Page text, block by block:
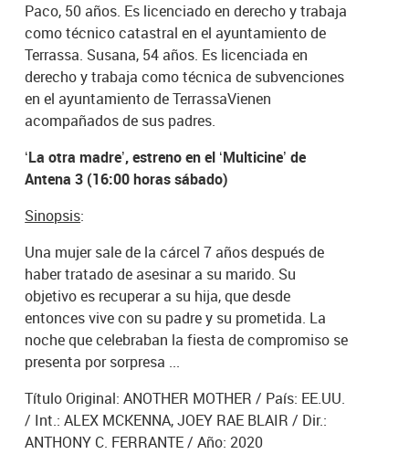
Paco, 50 años. Es licenciado en derecho y trabaja
como técnico catastral en el ayuntamiento de
Terrassa. Susana, 54 años. Es licenciada en
derecho y trabaja como técnica de subvenciones
en el ayuntamiento de TerrassaVienen
acompañados de sus padres.
‘La otra madre’, estreno en el ‘Multicine’ de
Antena 3 (16:00 horas sábado)
Sinopsis:
Una mujer sale de la cárcel 7 años después de
haber tratado de asesinar a su marido. Su
objetivo es recuperar a su hija, que desde
entonces vive con su padre y su prometida. La
noche que celebraban la fiesta de compromiso se
presenta por sorpresa ...
Título Original: ANOTHER MOTHER / País: EE.UU.
/ Int.: ALEX MCKENNA, JOEY RAE BLAIR / Dir.:
ANTHONY C. FERRANTE / Año: 2020